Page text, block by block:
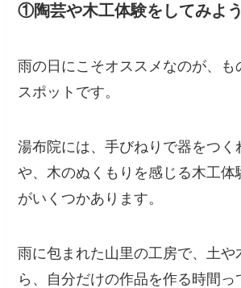
①陶芸や木工体験をしてみよう
雨の日にこそオススメなのが、も
スポットです。
湯布院には、手びねりで器をつく
や、木のぬくもりを感じる木工体
がいくつかあります。
雨に包まれた山里の工房で、土や
ら、自分だけの作品を作る時間っ